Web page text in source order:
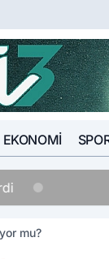
EKONOMI
mu?